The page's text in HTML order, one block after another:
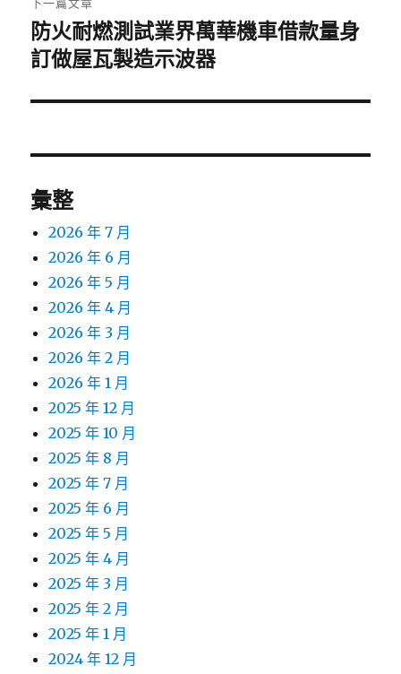
下
一
文
防火耐燃測試業界萬華機車借款量身
訂做屋瓦製造示波器
彙整
2026 年 7 月
2026 年 6 月
2026 年 5 月
2026 年 4 月
2026 年 3 月
2026 年 2 月
2026 年 1 月
2025 年 12 月
2025 年 10 月
2025 年 8 月
2025 年 7 月
2025 年 6 月
2025 年 5 月
2025 年 4 月
2025 年 3 月
2025 年 2 月
2025 年 1 月
2024 年 12 月